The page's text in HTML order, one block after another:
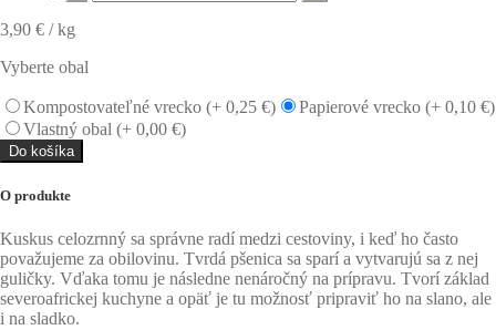
3,90 € / kg
Vyberte obal
Kompostovateľné vrecko (+ 0,25 €) Papierové vrecko (+ 0,10 €)
Vlastný obal (+ 0,00 €)
Do košíka
O produkte
Kuskus celozrnný sa správne radí medzi cestoviny, i keď ho často
považujeme za obilovinu. Tvrdá pšenica sa sparí a vytvarujú sa z nej
guličky. Vďaka tomu je následne nenáročný na prípravu. Tvorí základ
severoafrickej kuchyne a opäť je tu možnosť pripraviť ho na slano, ale
i na sladko.